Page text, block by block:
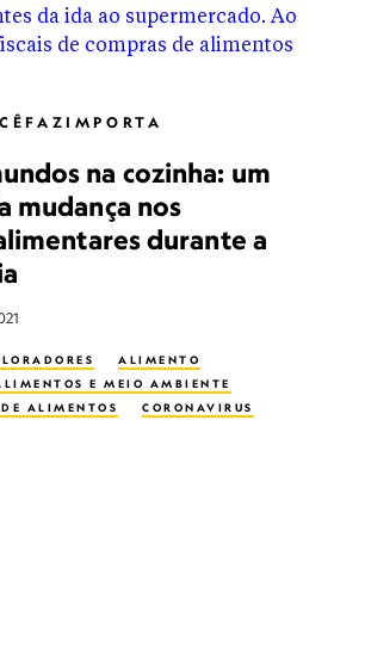
na cozinha: um
mudança nos
durante a
ALIMENTO
E MEIO AMBIENTE
ALIMENTOS
CORONAVIRUS